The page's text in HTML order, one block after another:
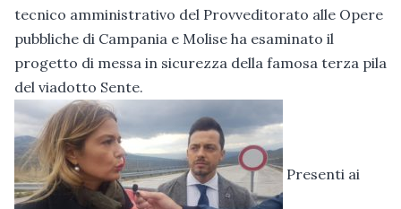
tecnico amministrativo del Provveditorato alle Opere
pubbliche di Campania e Molise ha esaminato il
progetto di messa in sicurezza della famosa terza pila
del viadotto Sente.
Presenti ai